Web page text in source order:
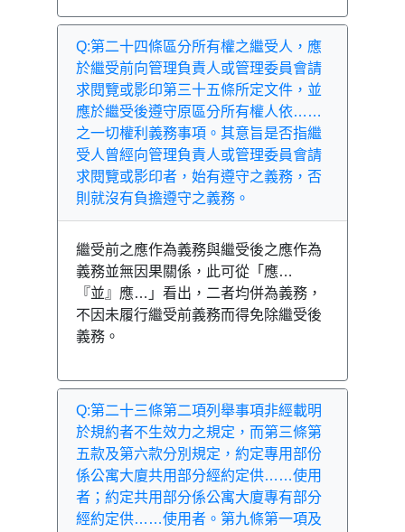
Q:第二十四條區分所有權之繼受人，應
於繼受前向管理負責人或管理委員會請
求閱覽或影印第三十五條所定文件，並
應於繼受後遵守原區分所有權人依……
之一切權利義務事項。其意旨是否指繼
受人曾經向管理負責人或管理委員會請
求閱覽或影印者，始有遵守之義務，否
則就沒有負擔遵守之義務。
繼受前之應作為義務與繼受後之應作為
義務並無因果關係，此可從「應…
『並』應…」看出，二者均併為義務，
不因未履行繼受前義務而得免除繼受後
義務。
Q:第二十三條第二項列舉事項非經載明
於規約者不生效力之規定，而第三條第
五款及第六款分別規定，約定專用部份
係公寓大廈共用部分經約定供……使用
者；約定共用部分係公寓大廈專有部分
經約定供……使用者。第九條第一項及